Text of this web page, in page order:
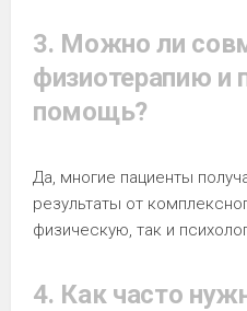
3. Можно ли
физиотерапию и
помощь?
Да, многие пациенты
результаты от
физическую, так и
4. Как часто